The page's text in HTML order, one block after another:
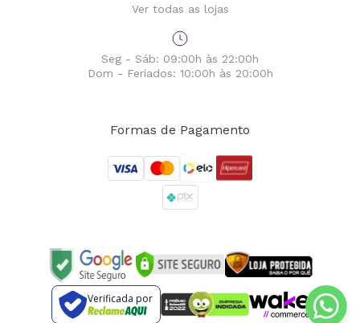
Ver todas as lojas
Seg - Sáb: 09:00h às 22:00h
Dom - Feriados: 10:00h às 20:00h
Formas de Pagamento
Verificada por